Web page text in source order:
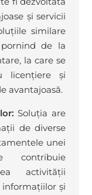
și servicii
similare
de la
la care se
licențiere și
avantajoasă.
Soluția are
de diverse
unei
contribuie
activității
și